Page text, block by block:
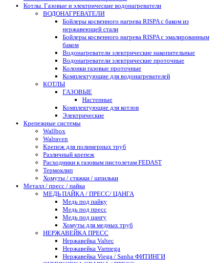
Котлы. Газовые и электрические водонагреватели
ВОДОНАГРЕВАТЕЛИ
Бойлеры косвенного нагрева RISPA с баком из
нержавеющей стали
Бойлеры косвенного нагрева RISPA с эмалированным
баком
Водонагреватели электрические накопительные
Водонагреватели электрические проточные
Колонки газовые проточные
Комплектующие для водонагревателей
КОТЛЫ
ГАЗОВЫЕ
Настенные
Комплектующие для котлов
Электрические
Крепежные системы
Wallbox
Walraven
Крепеж для полимерных труб
Различный крепеж
Расходники к газовым пистолетам FEDAST
Термоклип
Хомуты / стяжки / шпильки
Металл / пресс / пайка
МЕДЬ ПАЙКА / ПРЕСС/ ЦАНГА
Медь под пайку
Медь под пресс
Медь под цангу
Хомуты для медных труб
НЕРЖАВЕЙКА ПРЕСС
Нержавейка Valtec
Нержавейка Varmega
Нержавейка Viega / Sanha ФИТИНГИ